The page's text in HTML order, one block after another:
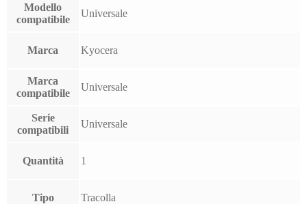
Modello
compatibile
Universale
Marca Kyocera
Marca
compatibile
Universale
Serie
compatibili
Universale
Quantità 1
Tipo Tracolla